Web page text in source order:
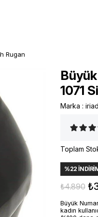
Rugan
1071
Marka :
Toplam
%22
₺4.890
Büyük
kadın